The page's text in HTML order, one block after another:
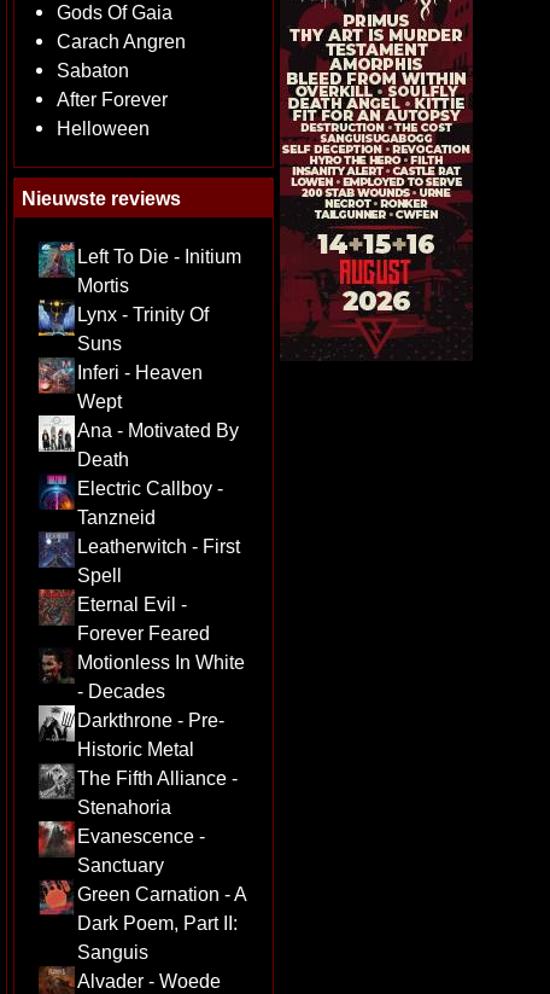
Gods Of Gaia
Carach Angren
Sabaton
After Forever
Helloween
Nieuwste reviews
Left To Die - Initium
Mortis
Lynx - Trinity Of
Suns
Inferi - Heaven
Wept
Ana - Motivated By
Death
Electric Callboy -
Tanzneid
Leatherwitch - First
Spell
Eternal Evil -
Forever Feared
Motionless In White
- Decades
Darkthrone - Pre-
Historic Metal
The Fifth Alliance -
Stenahoria
Evanescence -
Sanctuary
Green Carnation - A
Dark Poem, Part II:
Sanguis
Alvader - Woede